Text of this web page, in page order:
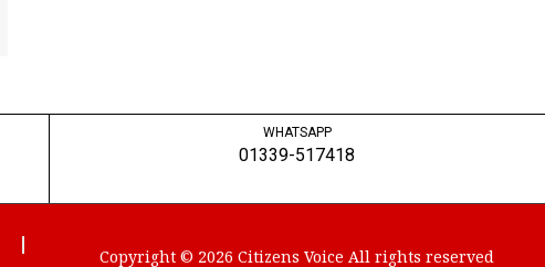
WHATSAPP
01339-517418
Copyright © 2026 Citizens Voice All rights reserved